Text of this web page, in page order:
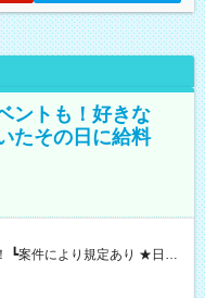
ントも！好きな
たその日に給料
日に現金GET♪ お仕事後はコ
【試用期間】試